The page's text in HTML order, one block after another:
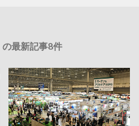
の最新記事8件